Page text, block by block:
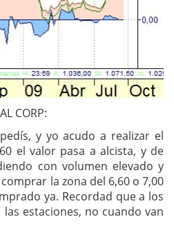
CORP:
y yo acudo a realizar el
el valor pasa a alcista, y de
con volumen elevado y
la zona del 6,60 o 7,00
ya. Recordad que a los
estaciones, no cuando van